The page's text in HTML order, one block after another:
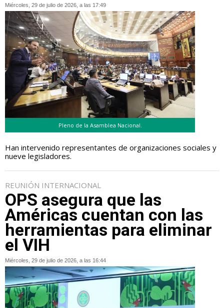
Miércoles, 29 de julio de 2026, a las 17:49
Pleno de la Asamblea Nacional.
Han intervenido representantes de organizaciones sociales y
nueve legisladores.
REUNIÓN INTERNACIONAL
OPS asegura que las
Américas cuentan con las
herramientas para eliminar
el VIH
Miércoles, 29 de julio de 2026, a las 16:44